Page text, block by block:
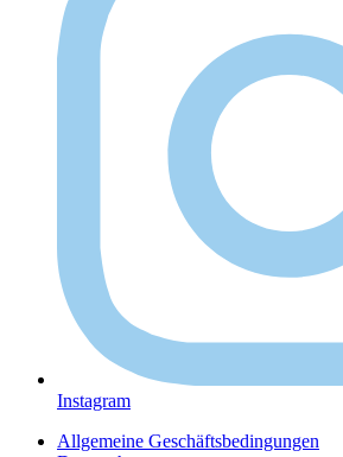
Instagram
Allgemeine Geschäftsbedingungen